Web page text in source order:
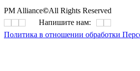
PM Alliance©All Rights Reserved
Напишите нам:
Политика в отношении обработки